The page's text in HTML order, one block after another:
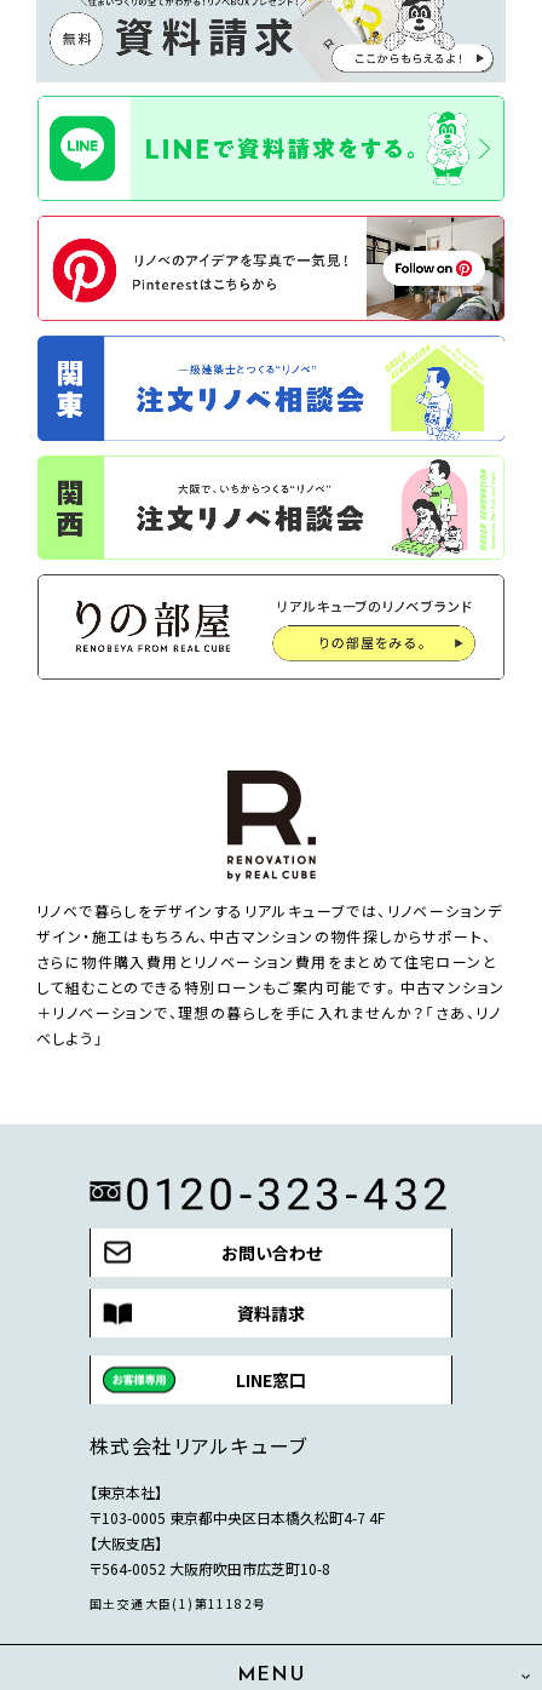
リノベで暮らしをデザインするリアルキューブでは、リノベーションデ
ザイン・施工はもちろん、中古マンションの物件探しからサポート、
さらに物件購入費用とリノベーション費用をまとめて住宅ローンと
して組むことのできる特別ローンもご案内可能です。中古マンション
＋リノベーションで、理想の暮らしを手に入れませんか？「さあ、リノ
ベしよう」
お問い合わせ
資料請求
LINE窓口
株式会社リアルキューブ
【東京本社】
〒103-0005 東京都中央区日本橋久松町4-7 4F
【大阪支店】
〒564-0052 大阪府吹田市広芝町10-8
国土交通大臣(1)第11182号
MENU